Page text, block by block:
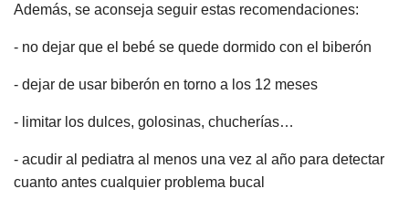
Además, se aconseja seguir estas recomendaciones:
- no dejar que el bebé se quede dormido con el biberón
- dejar de usar biberón en torno a los 12 meses
- limitar los dulces, golosinas, chucherías…
- acudir al pediatra al menos una vez al año para detectar
cuanto antes cualquier problema bucal